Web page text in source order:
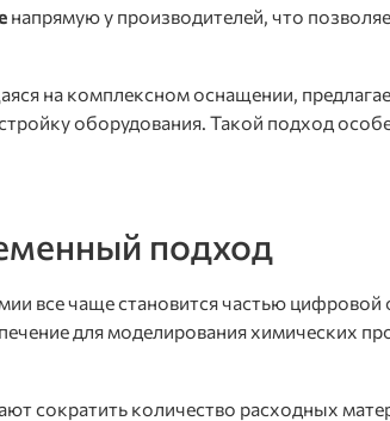
напрямую у производителей, что
на комплексном оснащении,
оборудования. Такой подход
подход
все чаще становится частью
для моделирования химических
сократить количество расходных